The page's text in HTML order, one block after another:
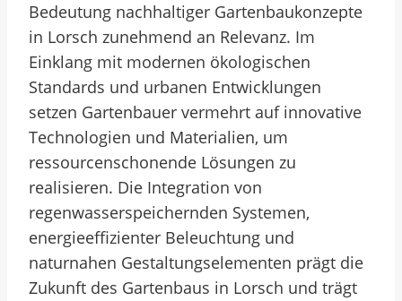
Bedeutung nachhaltiger Gartenbaukonzepte
in Lorsch zunehmend an Relevanz. Im
Einklang mit modernen ökologischen
Standards und urbanen Entwicklungen
setzen Gartenbauer vermehrt auf innovative
Technologien und Materialien, um
ressourcenschonende Lösungen zu
realisieren. Die Integration von
regenwasserspeichernden Systemen,
energieeffizienter Beleuchtung und
naturnahen Gestaltungselementen prägt die
Zukunft des Gartenbaus in Lorsch und trägt